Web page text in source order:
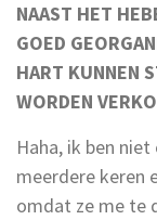
NAAST HET
GOED
HART KUNNEN
WORDEN
Haha, ik ben
meerdere keren
omdat ze me te